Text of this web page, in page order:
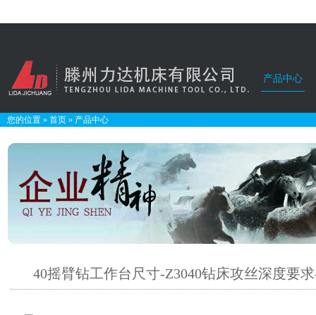
产品中心
您的位置 » 首页 » 产品中心
40摇臂钻工作台尺寸-Z3040钻床攻丝深度要